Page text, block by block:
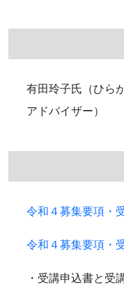
有田玲子氏（ひら
アドバイザー）
令和４募集要項・
令和４募集要項・
・受講申込書と受